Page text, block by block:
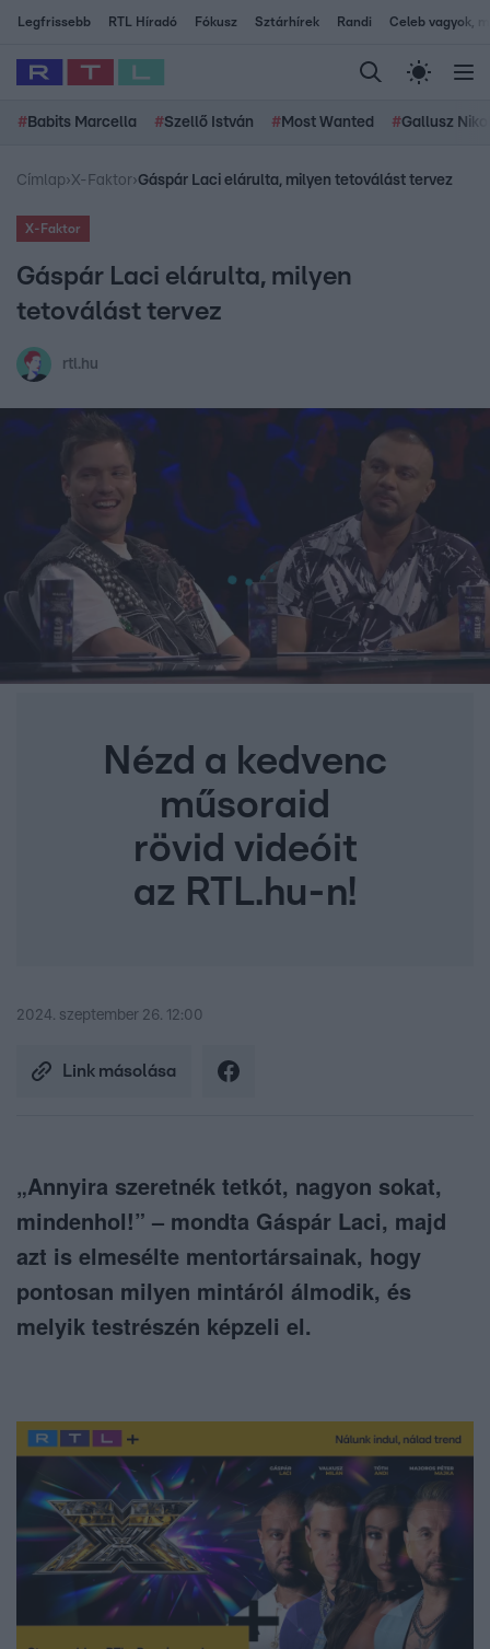
Legfrissebb RTL Híradó Fókusz Sztárhírek Randi Celeb vagyok,
# Babits Marcella #Szellő István # Most Wanted #Gallusz
Címlap›X-Faktor›Gáspár Laci elárulta, milyen tetoválást tervez
X-Faktor
Gáspár Laci elárulta, milyen
tetoválást tervez
rtl.hu
Nézd a kedvenc
műsoraid
rövid videóit
az RTL.hu-n!
2024. szeptember 26. 12:00
Link másolása
„Annyira szeretnék tetkót, nagyon sokat,
mindenhol!” – mondta Gáspár Laci, majd
azt is elmesélte mentortársainak, hogy
pontosan milyen mintáról álmodik, és
melyik testrészén képzeli el.